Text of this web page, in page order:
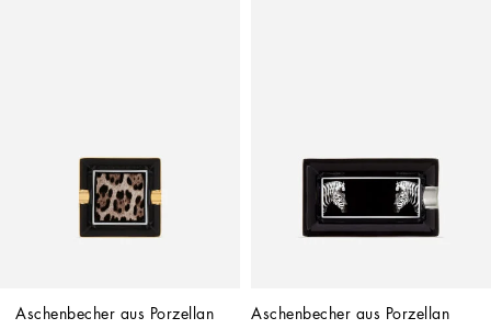
Aschenbecher aus Porzellan
Aschenbecher aus Porzellan